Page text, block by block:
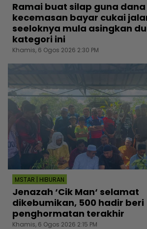
Ramai buat silap guna dana
kecemasan bayar cukai
seeloknya mula asingkan
kategori ini
Khamis, 6 Ogos 2026 2:30 PM
MSTAR | HIBURAN
Jenazah ‘Cik Man‘ selamat
dikebumikan, 500 hadir beri
penghormatan terakhir
Khamis, 6 Ogos 2026 2:15 PM